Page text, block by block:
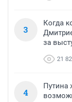
3
Когда
за
21
4
Путина